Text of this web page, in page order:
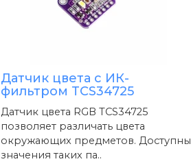
Датчик цвета с ИК-
фильтром TCS34725
Датчик цвета RGB TCS34725
позволяет различать цвета
окружающих предметов. Доступны
значения таких па..